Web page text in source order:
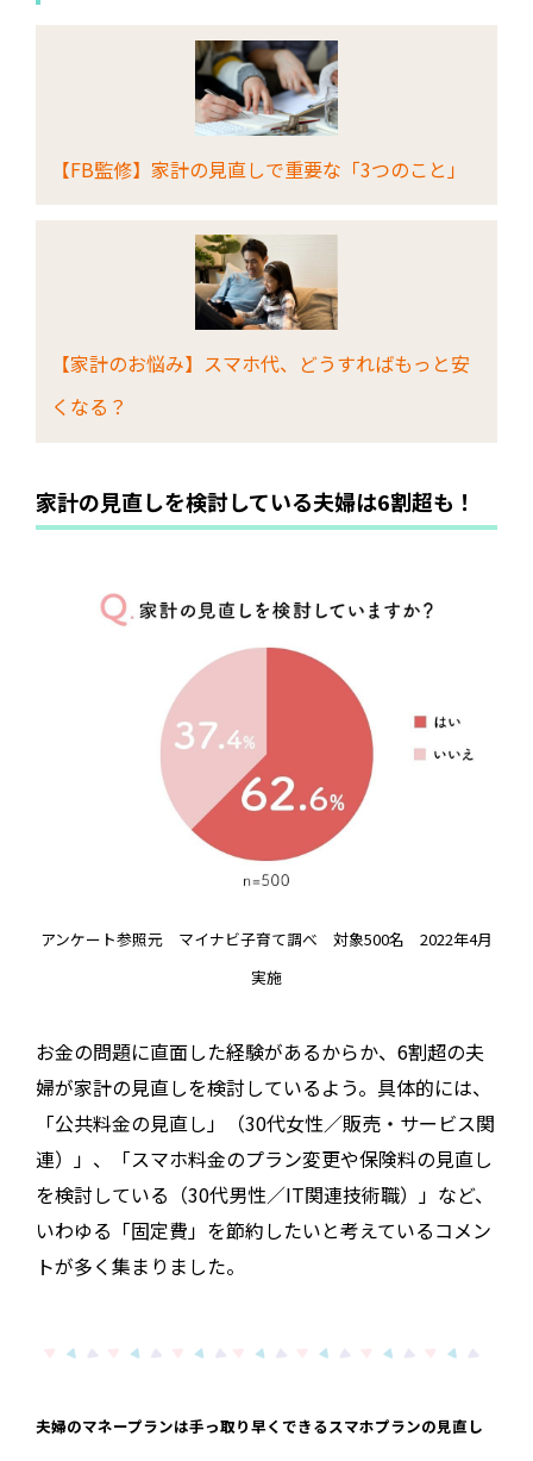
【FB監修】家計の見直しで重要な「3つのこと」
【家計のお悩み】スマホ代、どうすればもっと安
くなる？
家計の見直しを検討している夫婦は6割超も！
アンケート参照元 マイナビ子育て調べ 対象500名 2022年4月
実施
お金の問題に直面した経験があるからか、6割超の夫
婦が家計の見直しを検討しているよう。具体的には、
「公共料金の見直し」（30代女性／販売・サービス関
連）」、「スマホ料金のプラン変更や保険料の見直し
を検討している（30代男性／IT関連技術職）」など、
いわゆる「固定費」を節約したいと考えているコメン
トが多く集まりました。
夫婦のマネープランは手っ取り早くできるスマホプランの見直し